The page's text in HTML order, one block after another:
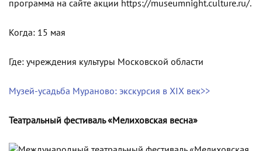
программа на сайте акции https://museumnight.culture.ru/.
Когда: 15 мая
Где: учреждения культуры Московской области
Музей-усадьба Мураново: экскурсия в XIX век>>
Театральный фестиваль «Мелиховская весна»